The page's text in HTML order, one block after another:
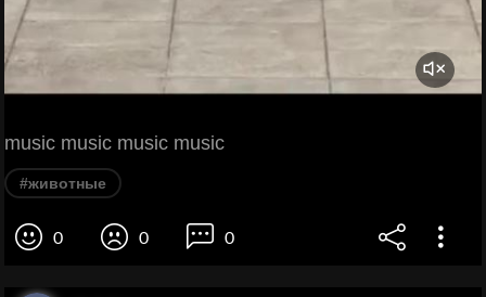
music music music music
#животные
0 0 0